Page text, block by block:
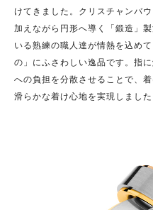
けてきました。クリスチャンバ
加えながら円形へ導く「鍛造」
いる熟練の職人達が情熱を込め
の」にふさわしい逸品です。指
への負担を分散させることで、
滑らかな着け心地を実現しました